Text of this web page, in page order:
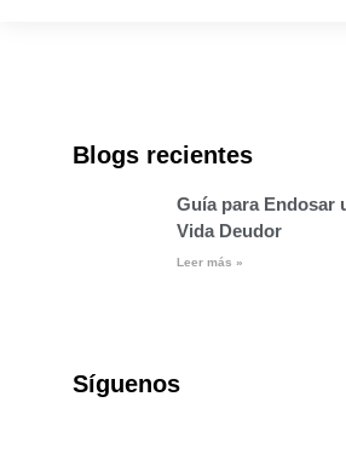
Blogs recientes
Guía para Endosar
Vida Deudor
Leer más »
Síguenos